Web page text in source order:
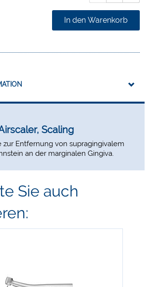
In den Warenkorb
Scaling
zur Entfernung von supragingivalem
an der marginalen Gingiva.
Sie auch